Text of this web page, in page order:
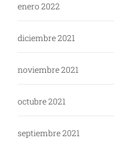
enero 2022
diciembre 2021
noviembre 2021
octubre 2021
septiembre 2021